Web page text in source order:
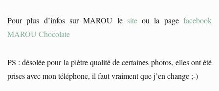
Pour plus d’infos sur MAROU le siteou la pagefacebook
MAROU Chocolate
PS : désolée pour la piètre qualité de certaines photos, elles ont été
prises avec mon téléphone, il faut vraiment que j’en change ;-)